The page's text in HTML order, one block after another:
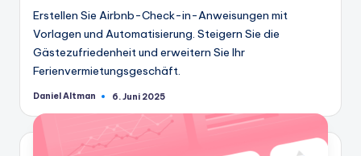
Erstellen Sie Airbnb-Check-in-Anweisungen mit
Vorlagen und Automatisierung. Steigern Sie die
Gästezufriedenheit und erweitern Sie Ihr
Ferienvermietungsgeschäft.
Geschrieben
Daniel Altman 6. Juni 2025